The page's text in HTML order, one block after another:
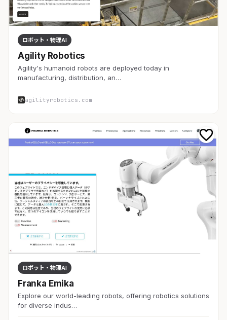
ロボット・物理AI
Agility Robotics
Agility's humanoid robots are deployed today in
manufacturing, distribution, an…
agilityrobotics.com
ロボット・物理AI
Franka Emika
Explore our world-leading robots, offering robotics solutions
for diverse indus…